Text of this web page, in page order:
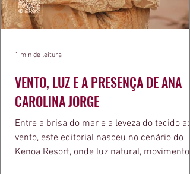
VENTO, LUZ E A PRESENÇA DE ANA
CAROLINA JORGE
Entre a brisa do mar e a leveza do tecido ao
vento, este editorial nasceu no cenário do
Kenoa Resort, onde luz natural, movimento e
1 min de leitura